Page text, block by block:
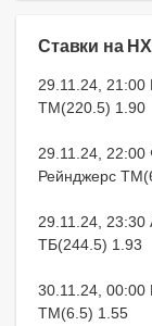
Ставки на
29.11.24,
ТМ(220.5) 1.90
29.11.24,
Рейнджерс
29.11.24, 23:30
ТБ(244.5) 1.93
30.11.24, 00:00
ТМ(6.5) 1.55